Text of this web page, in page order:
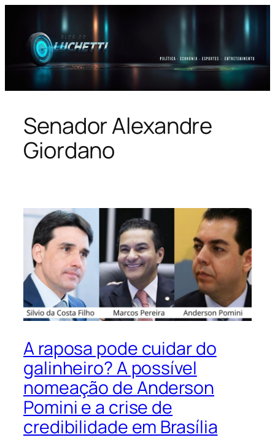
conteúdo
Senador Alexandre
Giordano
A raposa pode cuidar do
galinheiro? A possível
nomeação de Anderson
Pomini e a crise de
credibilidade em Brasília